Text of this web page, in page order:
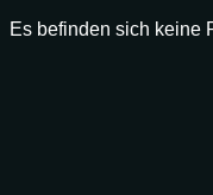
Es befinden sich keine